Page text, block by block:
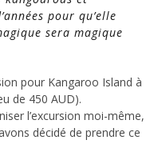
pour qu’elle
sera magique
pour Kangaroo Island à
de 450 AUD).
l’excursion moi-même,
décidé de prendre ce